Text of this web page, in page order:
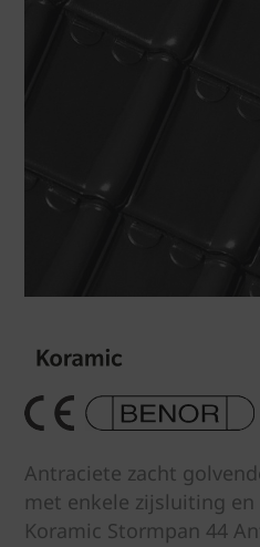
Antraciete zacht
met enkele zijsluiting
Koramic Stormpan 44